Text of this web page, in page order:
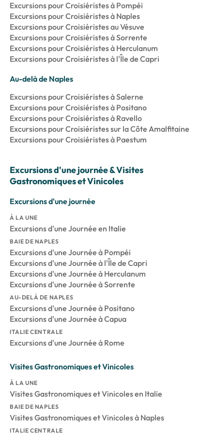
Excursions pour Croisiéristes à Pompéi
Excursions pour Croisiéristes à Naples
Excursions pour Croisiéristes au Vésuve
Excursions pour Croisiéristes à Sorrente
Excursions pour Croisiéristes à Herculanum
Excursions pour Croisiéristes à l'Île de Capri
Au-delà de Naples
Excursions pour Croisiéristes à Salerne
Excursions pour Croisiéristes à Positano
Excursions pour Croisiéristes à Ravello
Excursions pour Croisiéristes sur la Côte Amalfitaine
Excursions pour Croisiéristes à Paestum
Excursions d'une journée & Visites
Gastronomiques et Vinicoles
Excursions d'une journée
À LA UNE
Excursions d'une Journée en Italie
BAIE DE NAPLES
Excursions d'une Journée à Pompéi
Excursions d'une Journée à l'Île de Capri
Excursions d'une Journée à Herculanum
Excursions d'une Journée à Sorrente
AU-DELÀ DE NAPLES
Excursions d'une Journée à Positano
Excursions d'une Journée à Capua
ITALIE CENTRALE
Excursions d'une Journée à Rome
Visites Gastronomiques et Vinicoles
À LA UNE
Visites Gastronomiques et Vinicoles en Italie
BAIE DE NAPLES
Visites Gastronomiques et Vinicoles à Naples
ITALIE CENTRALE